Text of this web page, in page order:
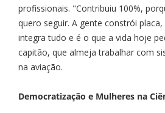
profissionais. "Contribuiu 100%,
quero seguir. A gente constrói
integra tudo e é o que a vida hoje
capitão, que almeja trabalhar com
na aviação.
Democratização e Mulheres na